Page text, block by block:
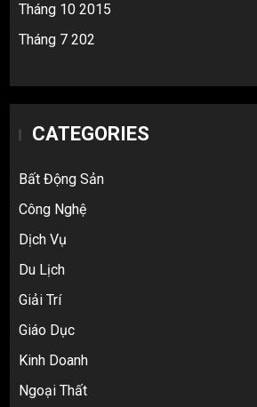
Tháng 10 2015
Tháng 7 202
CATEGORIES
Bất Động Sản
Công Nghệ
Dịch Vụ
Du Lịch
Giải Trí
Giáo Dục
Kinh Doanh
Ngoại Thất
3